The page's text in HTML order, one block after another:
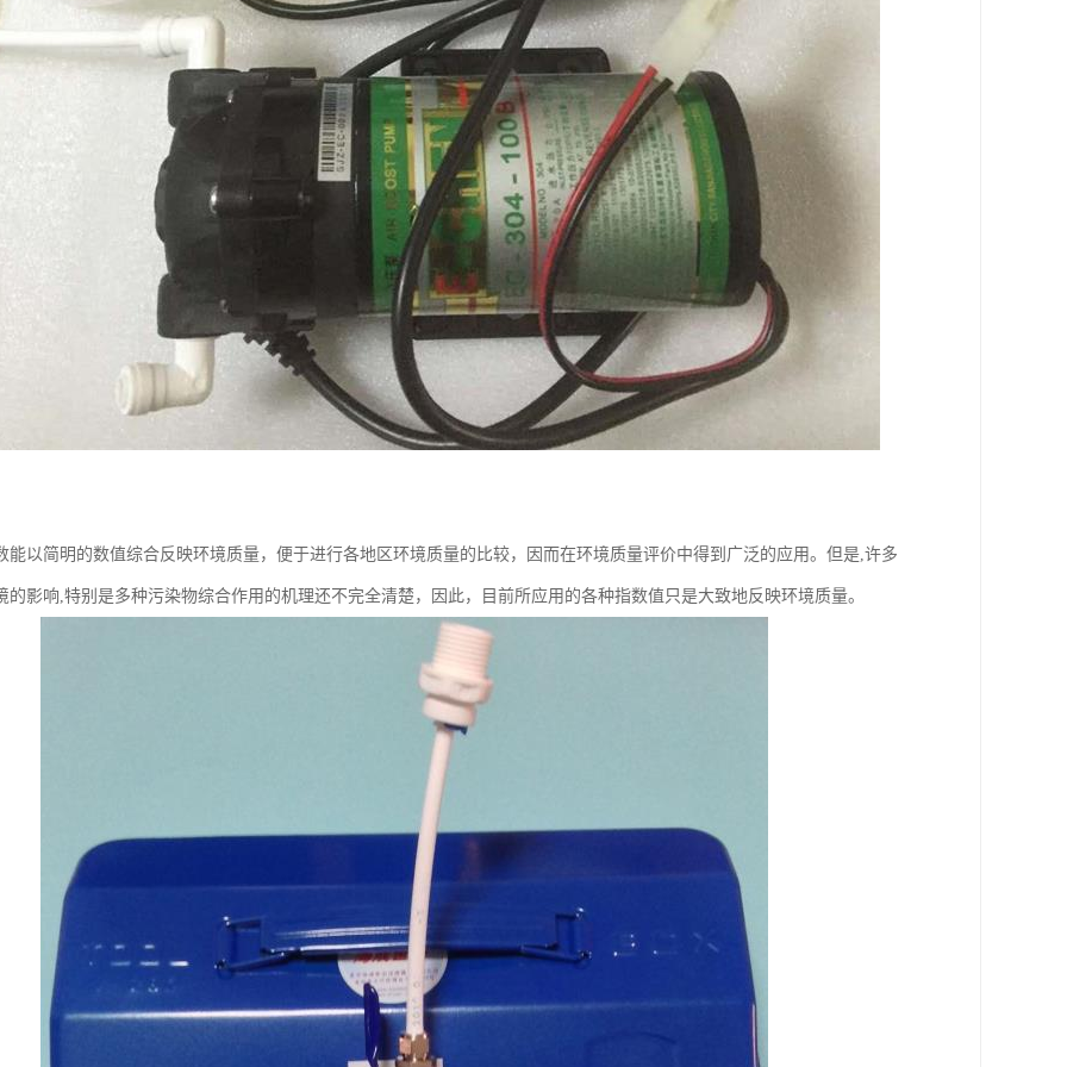
能以简明的数值综合反映环境质量，便于进行各地区环境质量的比较，因而在环境质量评价中得到广泛的应用。但是,许多
的影响,特别是多种污染物综合作用的机理还不完全清楚，因此，目前所应用的各种指数值只是大致地反映环境质量。